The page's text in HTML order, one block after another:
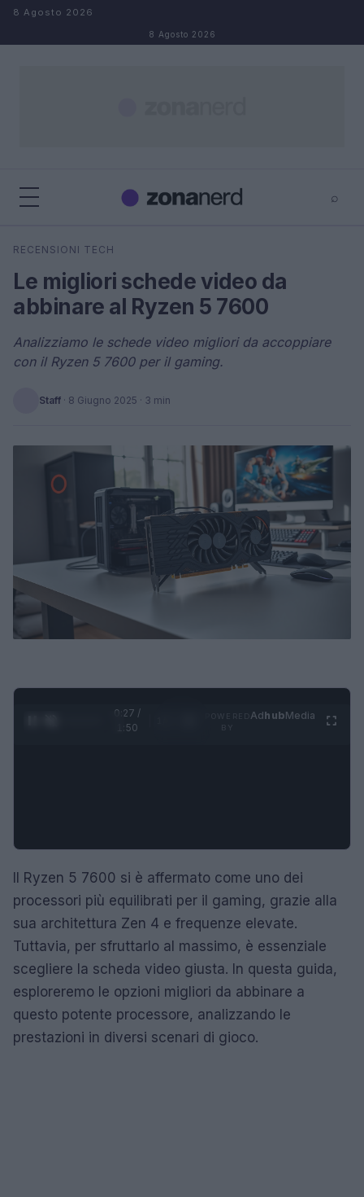
Salta al contenuto
8 Agosto 2026
8 Agosto 2026
⌕
Cerca
RECENSIONI TECH
Le migliori schede video da
abbinare al Ryzen 5 7600
Analizziamo le schede video migliori da accoppiare
con il Ryzen 5 7600 per il gaming.
Staff · 8 Giugno 2025 · 3 min
0:28 /
1:50
AdhubMedia
Il Ryzen 5 7600 si è affermato come uno dei
processori più equilibrati per il gaming, grazie alla
sua architettura Zen 4 e frequenze elevate.
Tuttavia, per sfruttarlo al massimo, è essenziale
scegliere la scheda video giusta. In questa guida,
esploreremo le opzioni migliori da abbinare a
questo potente processore, analizzando le
prestazioni in diversi scenari di gioco.